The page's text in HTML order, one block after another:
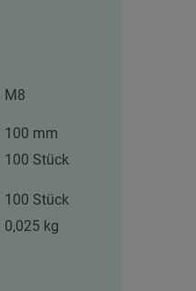
M8
100 mm
100 Stück
100 Stück
0,025 kg